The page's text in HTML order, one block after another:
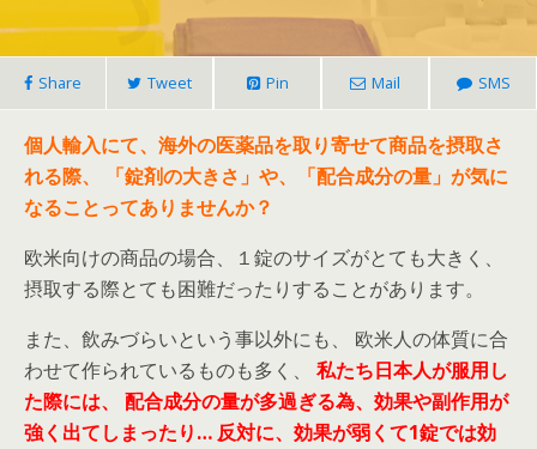
Share Tweet Pin Mail SMS
個人輸入にて、海外の医薬品を取り寄せて商品を摂取さ
れる際、
「錠剤の大きさ」や、「配合成分の量」が気に
なることってありませんか？
欧米向けの商品の場合、１錠のサイズがとても大きく、
摂取する際とても困難だったりすることがあります。
また、飲みづらいという事以外にも、 欧米人の体質に合
わせて作られているものも多く、 私たち日本人が服用し
た際には、
配合成分の量が多過ぎる為、効果や副作用が
強く出てしまったり… 反対に、効果が弱くて1錠では効